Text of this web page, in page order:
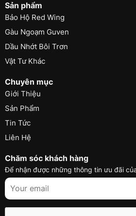
Sản phẩm
Bảo Hộ Red Wing
Gàu Ngoạm Guven
Dầu Nhớt Bôi Trơn
Vật Tư Khác
Chuyên mục
Giới Thiệu
Sản Phẩm
Tin Tức
Liên Hệ
Chăm sóc khách hàng
Để nhận được những thông tin ưu đãi